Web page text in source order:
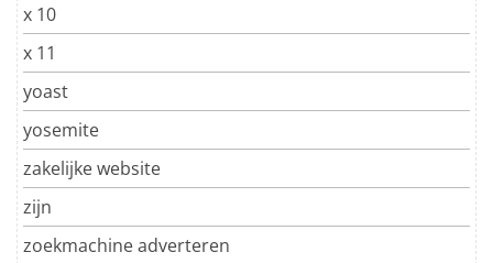
x 10
x 11
yoast
yosemite
zakelijke website
zijn
zoekmachine adverteren